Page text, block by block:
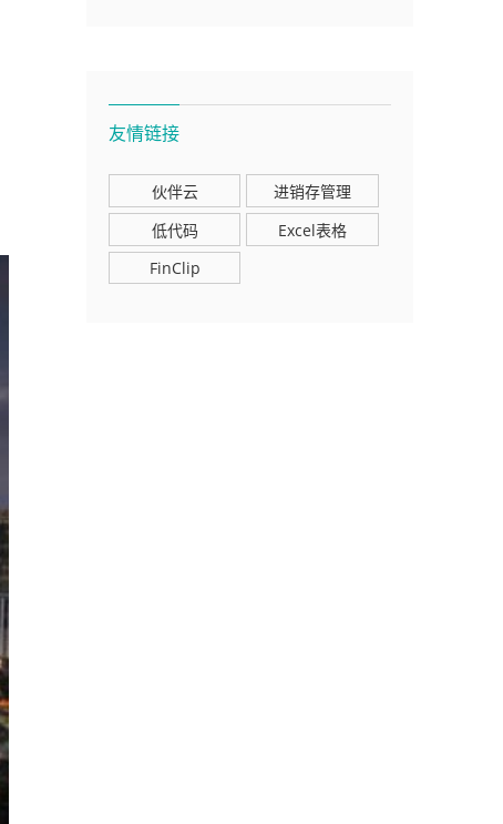
友情链接
伙伴云
进销存管理
低代码
Excel表格
FinClip